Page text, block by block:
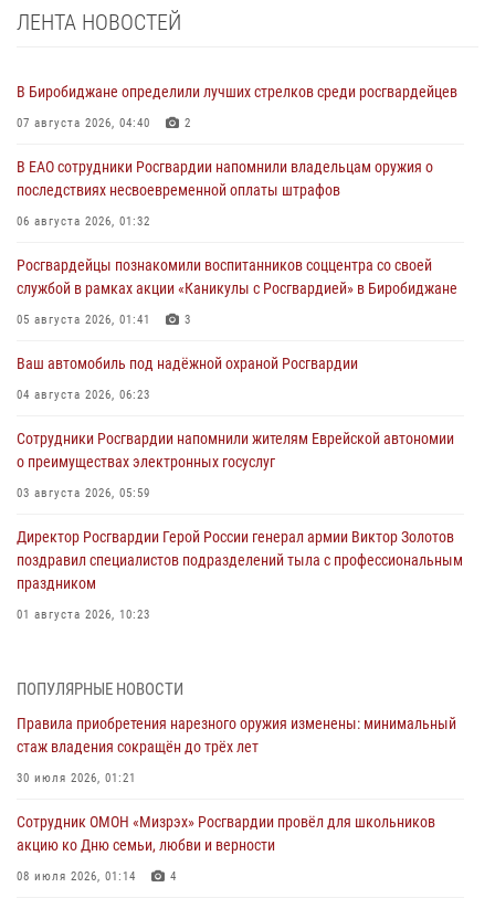
ЛЕНТА НОВОСТЕЙ
В Биробиджане определили лучших стрелков среди росгвардейцев
07 августа 2026, 04:40 2
В ЕАО сотрудники Росгвардии напомнили владельцам оружия о
последствиях несвоевременной оплаты штрафов
06 августа 2026, 01:32
Росгвардейцы познакомили воспитанников соццентра со своей
службой в рамках акции «Каникулы с Росгвардией» в Биробиджане
05 августа 2026, 01:41 3
Ваш автомобиль под надёжной охраной Росгвардии
04 августа 2026, 06:23
Сотрудники Росгвардии напомнили жителям Еврейской автономии
о преимуществах электронных госуслуг
03 августа 2026, 05:59
Директор Росгвардии Герой России генерал армии Виктор Золотов
поздравил специалистов подразделений тыла с профессиональным
праздником
01 августа 2026, 10:23
Российской Федерации
В Росгвардии вспоминают российских воинов, погибших в Первой
мировой войне 1914-1918 годов
Внесены изменения в правила проведения контрольного отстрела
гражданского оружия
ПОПУЛЯРНЫЕ НОВОСТИ
Правила приобретения нарезного оружия изменены: минимальный
стаж владения сокращён до трёх лет
30 июля 2026, 01:21
Сотрудник ОМОН «Мизрэх» Росгвардии провёл для школьников
акцию ко Дню семьи, любви и верности
08 июля 2026, 01:14 4